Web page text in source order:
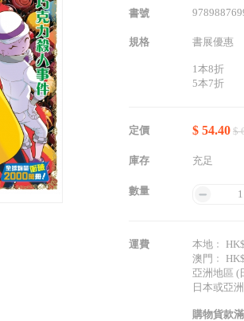
書號
規格 書展優惠
1本8折
5本7折
定價 $ 54.40 $
庫存 充足
數量 1
運費
本地﹕
澳門﹕
亞洲地區 (
日本或亞
購物貨款